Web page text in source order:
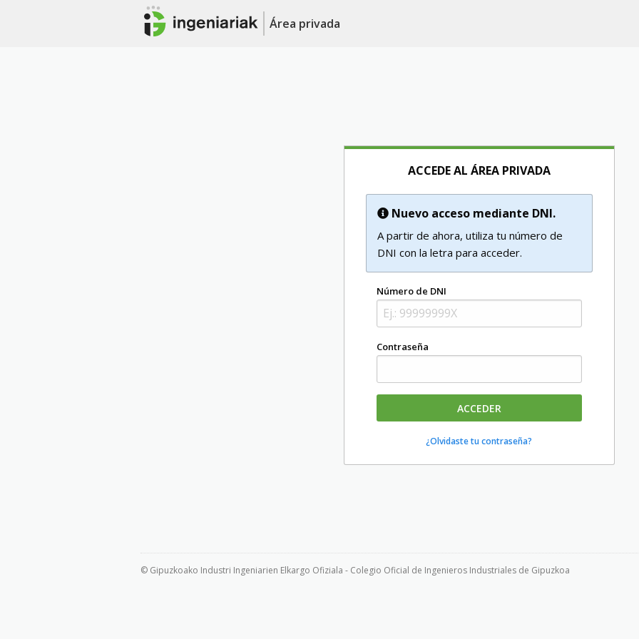
Área privada
ACCEDE AL ÁREA PRIVADA
Nuevo acceso mediante DNI.
A partir de ahora, utiliza tu número de
DNI con la letra para acceder.
Número de DNI
Contraseña
ACCEDER
¿Olvidaste tu contraseña?
© Gipuzkoako Industri Ingeniarien Elkargo Ofiziala - Colegio Oficial de Ingenieros Industriales de Gipuzkoa